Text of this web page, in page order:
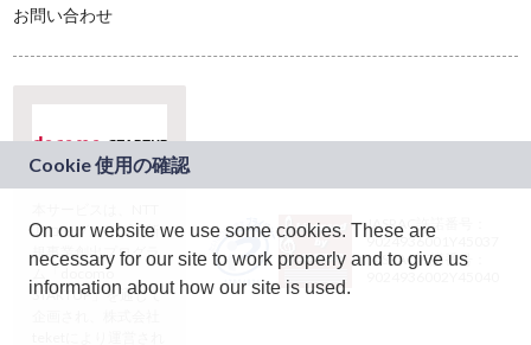
お問い合わせ
ドコモグループの新
規事業創出プログラ
ム「docomo
STARTUP」を通じて
JASRAC許諾番号：
9024936001Y45037
JASRAC許諾番号：
On our website we use some cookies. These are
necessary for our site to work properly and to give us
information about how our site is used.